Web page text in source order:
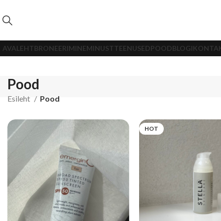
AVALEHTBRONEERIMINEMINUSTTEENUSEDPOODBLOGI
Pood
Esileht Pood
HOT